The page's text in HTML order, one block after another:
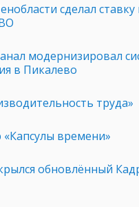
сделал ставку
модернизировал
в Пикалево
труда»
времени»
обновлённый